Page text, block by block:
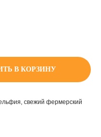
В КОРЗИНУ
свежий фермерский